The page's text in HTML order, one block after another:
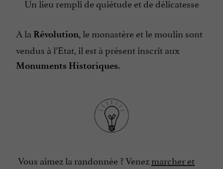
Un lieu rempli de quiétude et de délicatesse
A la Révolution, le monastère et le moulin sont
vendus à l’Etat, il est à présent inscrit aux
Monuments Historiques.
Vous aimez la randonnée ? Venezmarcher et